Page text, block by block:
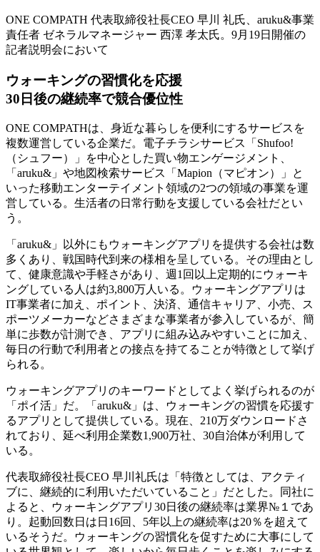
ONE COMPATH 代表取締役社長CEO 早川 礼氏、aruku&事業
責任者 ゼネラルマネージャー 西澤 孝太氏。9月19日開催の
記者説明会において
ウォーキングの習慣化を応援
30日後の継続率で競合優位性
ONE COMPATHは、身近な暮らしを便利にするサービスを
複数運営している企業だ。電子チラシサービス「Shufoo!
（シュフー）」を中心とした買い物エンゲージメント、
「aruku&」や地図検索サービス「Mapion（マピオン）」と
いった移動エンターテイメント領域の2つの領域の事業を運
営している。生活者の日常行動を支援している会社だとい
う。
「aruku&」以外にもウォーキングアプリを提供する会社は数
多くあり、戦国時代到来の様相を呈している。その理由とし
て、健康意識や手軽さがあり、週1回以上定期的にウォーキ
ングしている人は約3,800万人いる。ウォーキングアプリは
IT事業者に加え、ポイント、決済、通信キャリア、小売、ス
ポーツメーカーなどさまざまな事業者が参入しているが、簡
単に歩数が計測でき、アプリに組み込みやすいことに加え、
毎日の行動で利用者との接点を持てることが特徴として挙げ
られる。
ウォーキングアプリのキーワードとしてよく挙げられるのが
「ポイ活」だ。「aruku&」は、ウォーキングの習慣を応援す
るアプリとして提供している。現在、210万ダウンロードさ
れており、延べ利用企業数1,900万社、30自治体が利用して
いる。
代表取締役社長CEO 早川礼氏は「特徴としては、アクティ
ブに、継続的に利用いただいていること」だとした。同社に
よると、ウォーキングアプリ30日後の継続率は業界№１であ
り。起動回数日は日16回、5年以上の継続率は20％を超えて
いるそうだ。ウォーキングの習慣化を促すために大事にして